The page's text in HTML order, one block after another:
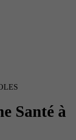
Santé à